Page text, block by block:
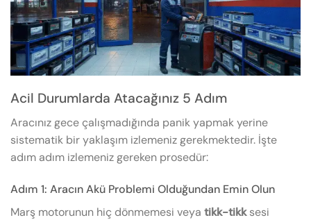
Acil Durumlarda Atacağınız 5 Adım
Aracınız gece çalışmadığında panik yapmak yerine
sistematik bir yaklaşım izlemeniz gerekmektedir. İşte
adım adım izlemeniz gereken prosedür:
Adım 1: Aracın Akü Problemi Olduğundan Emin Olun
Marş motorunun hiç dönmemesi veya tikk-tikksesi